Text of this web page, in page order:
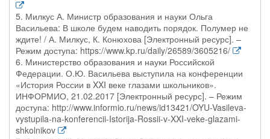
5. Милкус А. Министр образования и науки Ольга
Васильева: В школе будем наводить порядок. Полумер не
ждите! / А. Милкус, К. Конюхова [Электронный ресурс]. –
Режим доступа: https://www.kp.ru/daily/26589/3605216/
6. Министерство образования и науки Российской
Федерации. О.Ю. Васильева выступила на конференции
«История России в XXI веке глазами школьников».
ИНФОРМИО, 21.02.2017 [Электронный ресурс]. – Режим
доступа: http://www.informio.ru/news/id13421/OYU-Vasileva-
vystupila-na-konferencii-Istorija-Rossii-v-XXI-veke-glazami-
shkolnikov